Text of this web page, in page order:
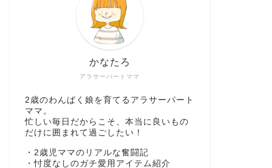
アラサーパートママ
かなたろ
2歳のわんぱく娘を育てるアラサーパート
ママ。
忙しい毎日だからこそ、本当に良いもの
だけに囲まれて過ごしたい！
・2歳児ママのリアルな奮闘記
・忖度なしのガチ愛用アイテム紹介